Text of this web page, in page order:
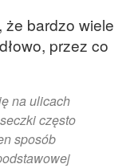
że bardzo wiele
przez co
na ulicach
często
sposób